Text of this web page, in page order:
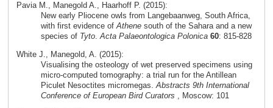
Pavia M., Manegold A., Haarhoff P. (2015):
New early Pliocene owls from Langebaanweg, South Africa,
with first evidence ofAthenesouth of the Sahara and a new
species of Tyto.Acta Palaeontologica Polonica 60: 815-828
White J., Manegold, A. (2015):
Visualising the osteology of wet preserved specimens using
micro-computed tomography: a trial run for the Antillean
Piculet Nesoctites micromegas. Abstracts 9th International
Conference of European Bird Curators , Moscow: 101